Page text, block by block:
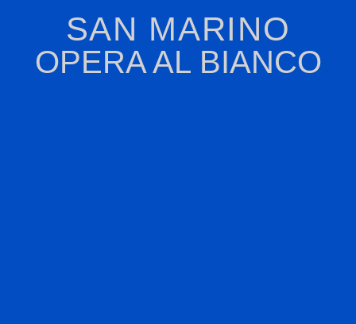
SAN MARINO
OPERA AL BIANCO